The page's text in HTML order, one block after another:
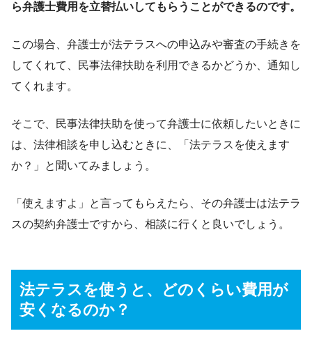
ら弁護士費用を立替払いしてもらうことができるのです。
この場合、弁護士が法テラスへの申込みや審査の手続きを
してくれて、民事法律扶助を利用できるかどうか、通知し
てくれます。
そこで、民事法律扶助を使って弁護士に依頼したいときに
は、法律相談を申し込むときに、「法テラスを使えます
か？」と聞いてみましょう。
「使えますよ」と言ってもらえたら、その弁護士は法テラ
スの契約弁護士ですから、相談に行くと良いでしょう。
法テラスを使うと、どのくらい費用が
安くなるのか？